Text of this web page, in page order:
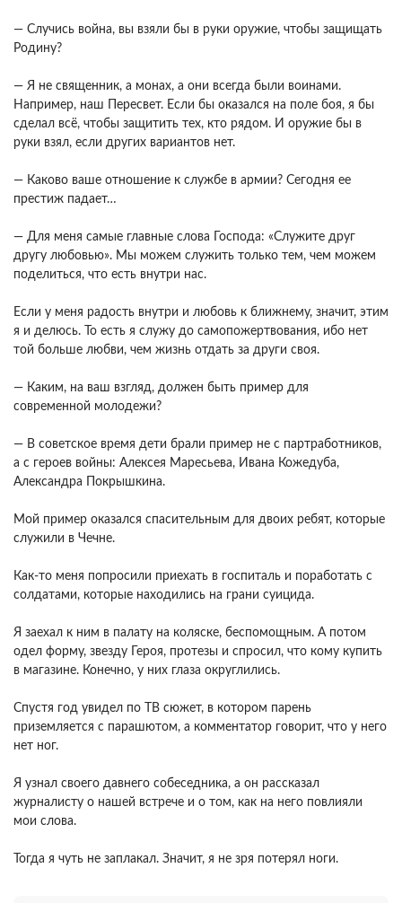
— Случись война, вы взяли бы в руки оружие, чтобы защищать
Родину?
— Я не священник, а монах, а они всегда были воинами.
Например, наш Пересвет. Если бы оказался на поле боя, я бы
сделал всё, чтобы защитить тех, кто рядом. И оружие бы в
руки взял, если других вариантов нет.
— Каково ваше отношение к службе в армии? Сегодня ее
престиж падает…
— Для меня самые главные слова Господа: «Служите друг
другу любовью». Мы можем служить только тем, чем можем
поделиться, что есть внутри нас.
Если у меня радость внутри и любовь к ближнему, значит, этим
я и делюсь. То есть я служу до самопожертвования, ибо нет
той больше любви, чем жизнь отдать за други своя.
— Каким, на ваш взгляд, должен быть пример для
современной молодежи?
— В советское время дети брали пример не с партработников,
а с героев войны: Алексея Маресьева, Ивана Кожедуба,
Александра Покрышкина.
Мой пример оказался спасительным для двоих ребят, которые
служили в Чечне.
Как-то меня попросили приехать в госпиталь и поработать с
солдатами, которые находились на грани суицида.
Я заехал к ним в палату на коляске, беспомощным. А потом
одел форму, звезду Героя, протезы и спросил, что кому купить
в магазине. Конечно, у них глаза округлились.
Спустя год увидел по ТВ сюжет, в котором парень
приземляется с парашютом, а комментатор говорит, что у него
нет ног.
Я узнал своего давнего собеседника, а он рассказал
журналисту о нашей встрече и о том, как на него повлияли
мои слова.
Тогда я чуть не заплакал. Значит, я не зря потерял ноги.